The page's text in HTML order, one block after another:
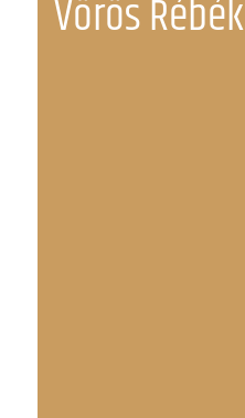
Vörös Rébék